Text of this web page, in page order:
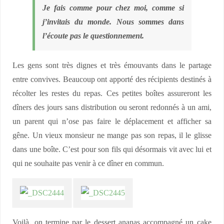
Je fais comme pour chez moi, comme si
j’invitais du monde. Nous sommes dans
l’écoute pas le questionnement.
Les gens sont très dignes et très émouvants dans le partage
entre convives. Beaucoup ont apporté des récipients destinés à
récolter les restes du repas. Ces petites boîtes assureront les
dîners des jours sans distribution ou seront redonnés à un ami,
un parent qui n’ose pas faire le déplacement et afficher sa
gêne. Un vieux monsieur ne mange pas son repas, il le glisse
dans une boîte. C’est pour son fils qui désormais vit avec lui et
qui ne souhaite pas venir à ce dîner en commun.